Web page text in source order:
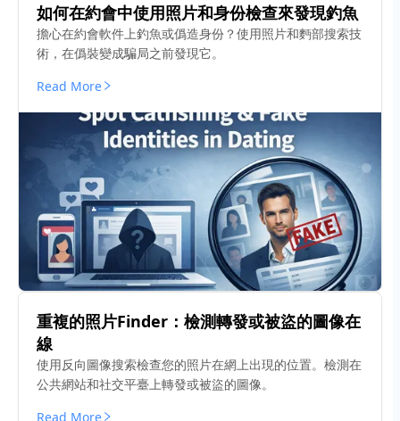
如何在約會中使用照片和身份檢查來發現釣魚
擔心在約會軟件上釣魚或僞造身份？使用照片和麪部搜索技
術，在僞裝變成騙局之前發現它。
Read More
重複的照片Finder：檢測轉發或被盜的圖像在
線
使用反向圖像搜索檢查您的照片在網上出現的位置。檢測在
公共網站和社交平臺上轉發或被盜的圖像。
Read More